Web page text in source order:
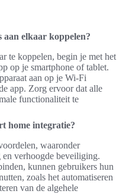
aan elkaar koppelen?
te koppelen, begin je met het
op je smartphone of tablet.
aan op je Wi-Fi
app. Zorg ervoor dat alle
functionaliteit te
home integratie?
waaronder
en verhoogde beveiliging.
kunnen gebruikers hun
zoals het automatiseren
van de algehele